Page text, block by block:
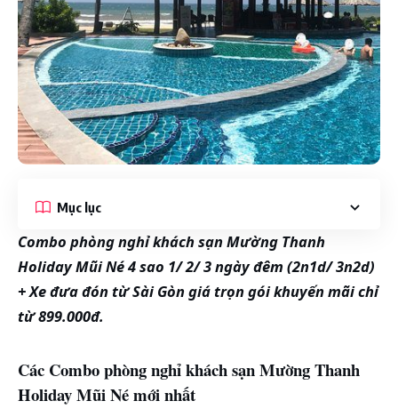
Mục lục
Combo phòng nghỉ khách sạn Mường Thanh
Holiday Mũi Né 4 sao 1/ 2/ 3 ngày đêm (2n1d/ 3n2d)
+ Xe đưa đón từ Sài Gòn giá trọn gói khuyến mãi chỉ
từ 899.000đ.
Các Combo phòng nghỉ khách sạn Mường Thanh
Holiday Mũi Né mới nhất